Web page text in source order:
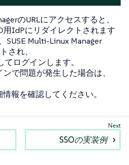
のURLにアクセスすると、
用IdPにリダイレクトされます
SUSE Multi-Linux Manager
され、
ログインします。
で問題が発生した場合は、
報を確認してください。
SSOの実装例